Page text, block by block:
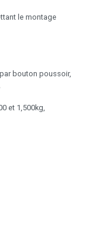
le montage
bouton poussoir,
et 1,500kg,